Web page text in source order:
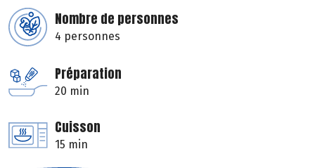
Nombre de personnes
4 personnes
Préparation
20 min
Cuisson
15 min